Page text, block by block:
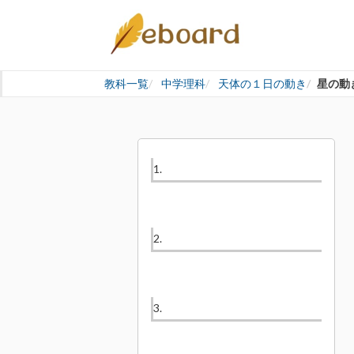
教科一覧 中学理科 天体の１日の動き 星の動
1.
2.
3.